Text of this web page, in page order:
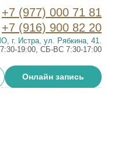
+7 (977) 000 71 81
+7 (916) 900 82 20
г. Истра, ул. Рябкина, 41.
19:00, СБ-ВС 7:30-17:00
Онлайн запись